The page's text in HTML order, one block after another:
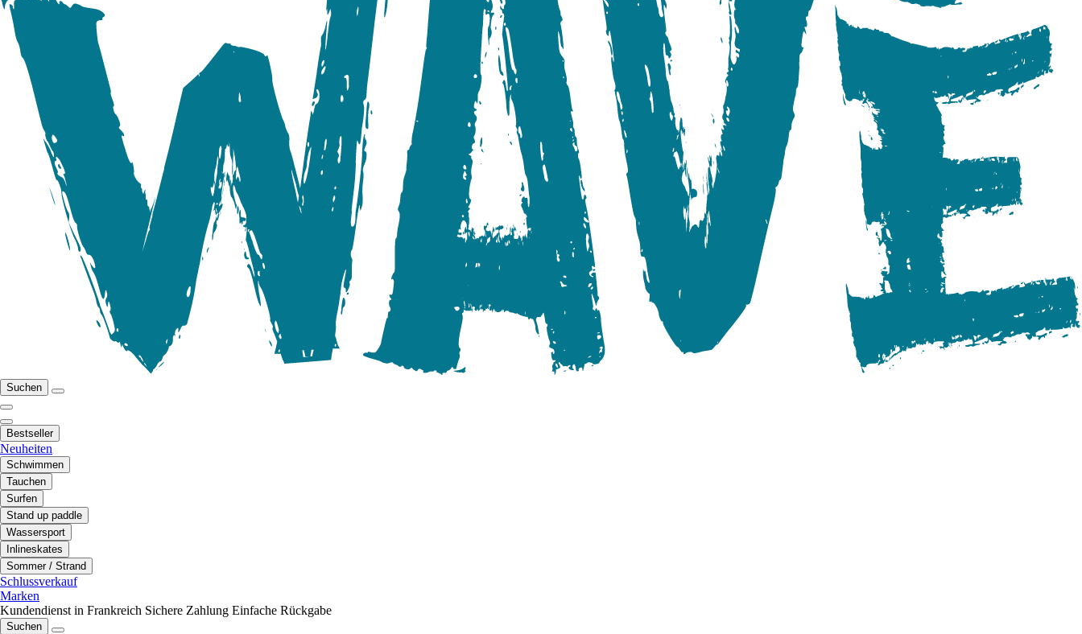
Suchen
Bestseller
Neuheiten
Schwimmen
Tauchen
Surfen
Stand up paddle
Wassersport
Inlineskates
Sommer / Strand
Schlussverkauf
Marken
Kundendienst in Frankreich Sichere Zahlung Einfache Rückgabe
Suchen